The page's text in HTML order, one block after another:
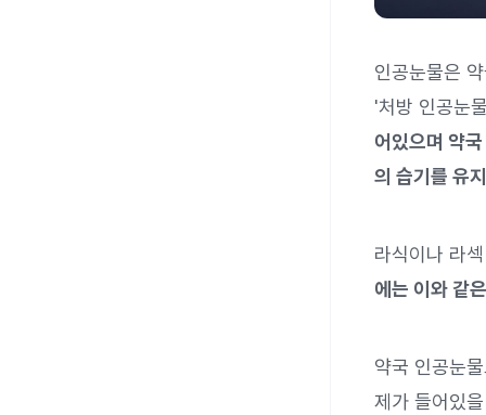
인공눈물은
'처방 인공눈
어있으며 약
의 습기를 유
라식이나 라
에는 이와 같
약국 인공눈
제가 들어있